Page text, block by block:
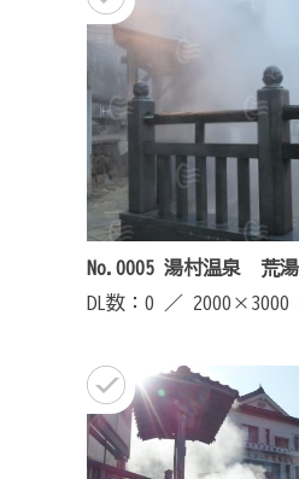
No.0005 湯村温泉 荒湯
DL数：0 ／ 2000×3000